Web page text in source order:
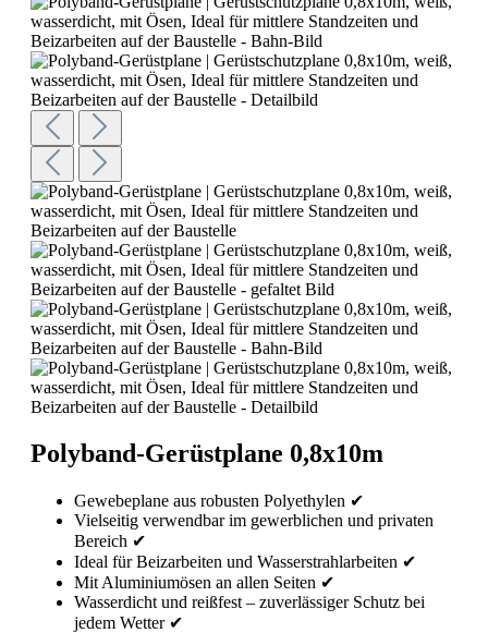
Polyband-Gerüstplane 0,8x10m
Gewebeplane aus robusten Polyethylen ✔
Vielseitig verwendbar im gewerblichen und privaten
Bereich ✔
Ideal für Beizarbeiten und Wasserstrahlarbeiten ✔
Mit Aluminiumösen an allen Seiten ✔
Wasserdicht und reißfest – zuverlässiger Schutz bei
jedem Wetter ✔